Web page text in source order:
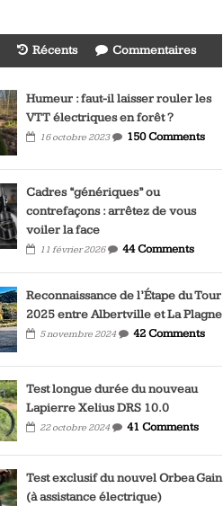
Récents Commentaires
Humeur : faut-il laisser rouler les
VTT électriques en forêt ?
16 octobre 2023 150 Comments
Cadres “génériques” ou
contrefaçons : arrêtez de vous
voiler la face
11 février 2026 44 Comments
Reconnaissance de l’Étape du Tour
2025 entre Albertville et La Plagne
5 novembre 2024 42 Comments
Test longue durée du nouveau
Lapierre Xelius DRS 10.0
22 octobre 2024 41 Comments
Test exclusif du nouvel Orbea Gain
(à assistance électrique)